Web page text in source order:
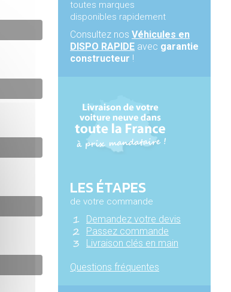
toutes marques
disponibles rapidement
Consultez nosVéhicules en
DISPO RAPIDE avec garantie
constructeur !
LES ÉTAPES
de votre commande
Demandez votre devis
Passez commande
Livraison clés en main
Questions fréquentes